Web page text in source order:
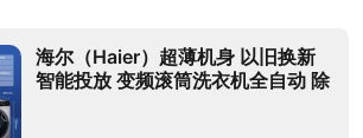
海尔（Haier）超薄机身 以旧换新
智能投放 变频滚筒洗衣机全自动 除